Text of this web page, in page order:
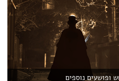
ופושעים נוספים